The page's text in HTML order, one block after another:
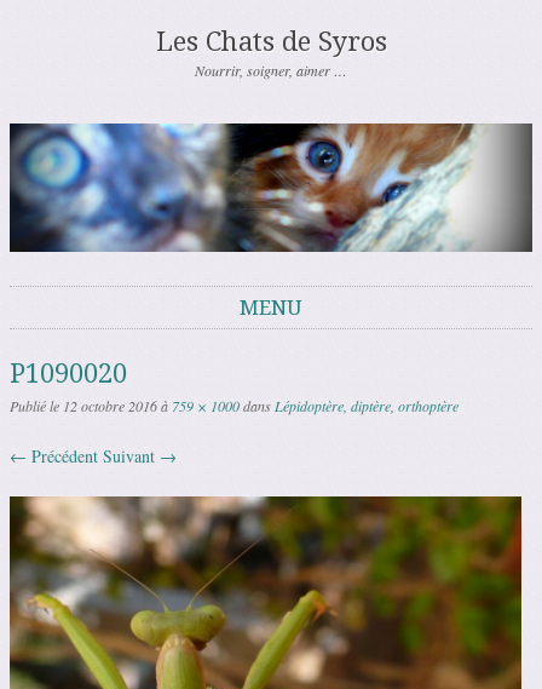
Les Chats de Syros
Nourrir, soigner, aimer …
MENU
P1090020
Publié le 12 octobre 2016à 759 × 1000dansLépidoptère, diptère, orthoptère
← Précédent Suivant →